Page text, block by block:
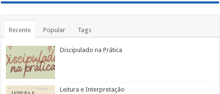
Recente Popular Tags
Discipulado na Prática
Leitura e Interpretação